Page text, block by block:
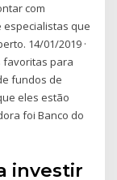
com
que
14/01/2019 ·
favoritas para
fundos de
eles estão
foi Banco do
investir